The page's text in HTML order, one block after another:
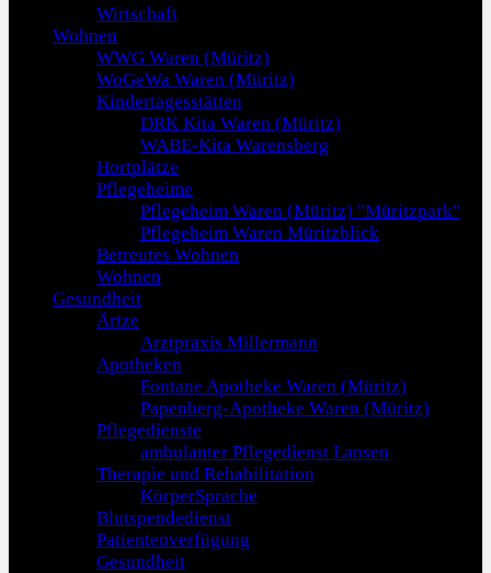
Wirtschaft
Wohnen
WWG Waren (Müritz)
WoGeWa Waren (Müritz)
Kindertagesstätten
DRK Kita Waren (Müritz)
WABE-Kita Warensberg
Hortplätze
Pflegeheime
Pflegeheim Waren (Müritz) "Müritzpark"
Pflegeheim Waren Müritzblick
Betreutes Wohnen
Wohnen
Gesundheit
Ärtze
Arztpraxis Millermann
Apotheken
Fontane Apotheke Waren (Müritz)
Papenberg-Apotheke Waren (Müritz)
Pflegedienste
ambulanter Pflegedienst Lansen
Therapie und Rehabilitation
KörperSprache
Blutspendedienst
Patientenverfügung
Gesundheit